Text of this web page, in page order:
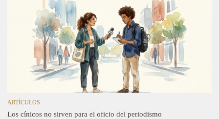
ARTÍCULOS
Los cínicos no sirven para el oficio del periodismo